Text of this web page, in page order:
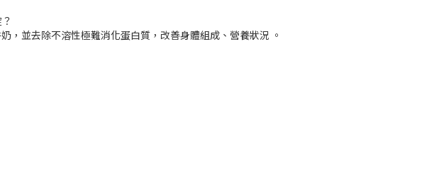
並去除不溶性極難消化蛋白質，改善身體組成、營養狀況 。